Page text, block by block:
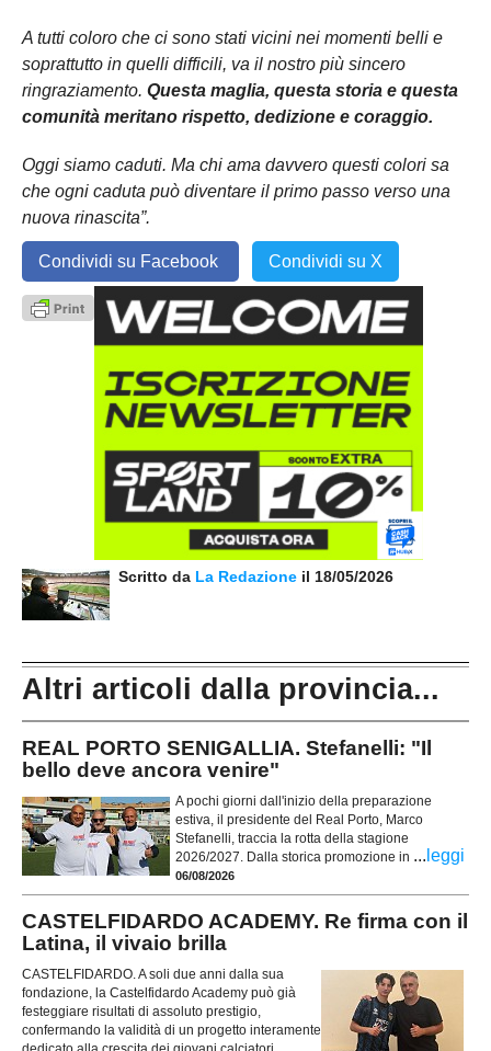
A tutti coloro che ci sono stati vicini nei momenti belli e
soprattutto in quelli difficili, va il nostro più sincero
ringraziamento. Questa maglia, questa storia e questa
comunità meritano rispetto, dedizione e coraggio.
Oggi siamo caduti. Ma chi ama davvero questi colori sa
che ogni caduta può diventare il primo passo verso una
nuova rinascita”.
Condividi su Facebook Condividi su X
Scritto da La Redazione il 18/05/2026
Altri articoli dalla provincia...
REAL PORTO SENIGALLIA. Stefanelli: "Il
bello deve ancora venire"
A pochi giorni dall'inizio della preparazione
estiva, il presidente del Real Porto, Marco
Stefanelli, traccia la rotta della stagione
2026/2027. Dalla storica promozione in ... leggi
06/08/2026
CASTELFIDARDO ACADEMY. Re firma con il
Latina, il vivaio brilla
CASTELFIDARDO. A soli due anni dalla sua
fondazione, la Castelfidardo Academy può già
festeggiare risultati di assoluto prestigio,
confermando la validità di un progetto interamente